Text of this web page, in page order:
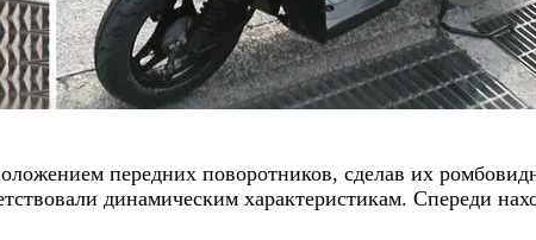
передних поворотников, сделав их
динамическим характеристикам. Спереди